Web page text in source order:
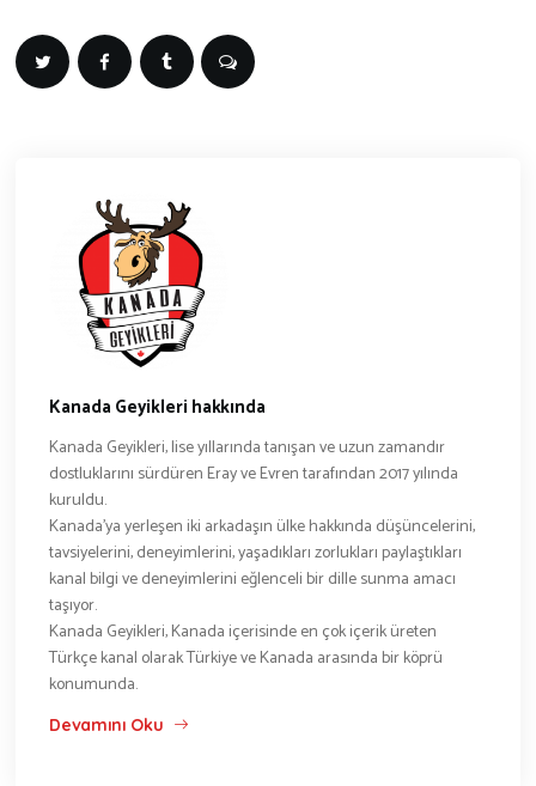
Kanada Geyikleri hakkında
Kanada Geyikleri, lise yıllarında tanışan ve uzun zamandır
dostluklarını sürdüren Eray ve Evren tarafından 2017 yılında
kuruldu.
Kanada’ya yerleşen iki arkadaşın ülke hakkında düşüncelerini,
tavsiyelerini, deneyimlerini, yaşadıkları zorlukları paylaştıkları
kanal bilgi ve deneyimlerini eğlenceli bir dille sunma amacı
taşıyor.
Kanada Geyikleri, Kanada içerisinde en çok içerik üreten
Türkçe kanal olarak Türkiye ve Kanada arasında bir köprü
konumunda.
Devamını Oku